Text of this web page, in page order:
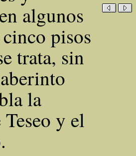
algunos
pisos
trata, sin
la
y el